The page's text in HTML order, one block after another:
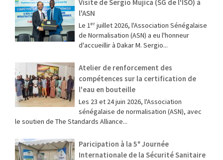
Visite de Sergio Mujica (SG de l'ISO) à
l'ASN
Le 1ᵉʳ juillet 2026, l'Association Sénégalaise
de Normalisation (ASN) a eu l'honneur
d'accueillir à Dakar M. Sergio...
Atelier de renforcement des
compétences sur la certification de
l'eau en bouteille
Les 23 et 24 juin 2026, l'Association
sénégalaise de normalisation (ASN), avec
le soutien de The Standards Alliance...
Paricipation à la 5ᵉ Journée
Internationale de la Sécurité Sanitaire